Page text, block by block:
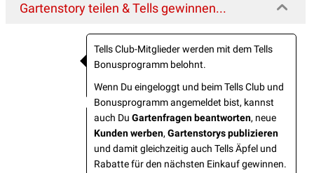
Gartenstory teilen & Tells gewinnen...
Tells Club-Mitglieder werden mit dem Tells
Bonusprogramm belohnt.
Wenn Du eingeloggt und beim Tells Club und
Bonusprogramm angemeldet bist, kannst
auch Du Gartenfragen beantworten, neue
Kunden werben, Gartenstorys publizieren
und damit gleichzeitig auch Tells Äpfel und
Rabatte für den nächsten Einkauf gewinnen.